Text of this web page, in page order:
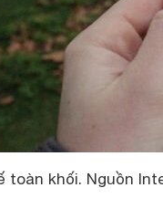
toàn khối. Nguồn